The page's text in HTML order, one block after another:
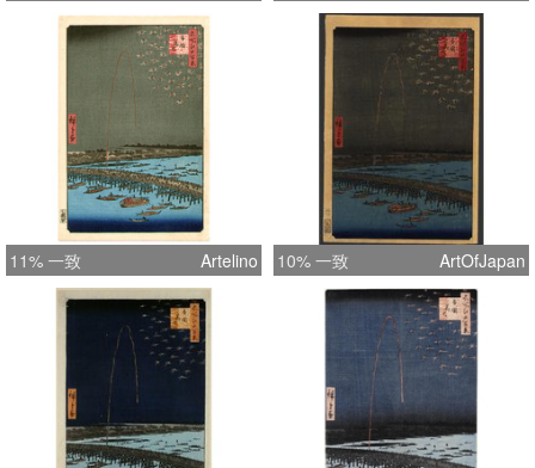
11% 一致 Artelino 10% 一致 ArtOfJapan